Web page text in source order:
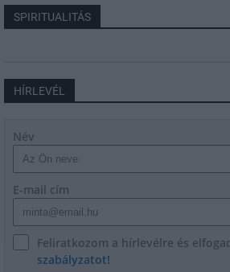
SPIRITUALITÁS
HÍRLEVÉL
Név
E-mail cím
Feliratkozom a hírlevélre és
szabályzatot!